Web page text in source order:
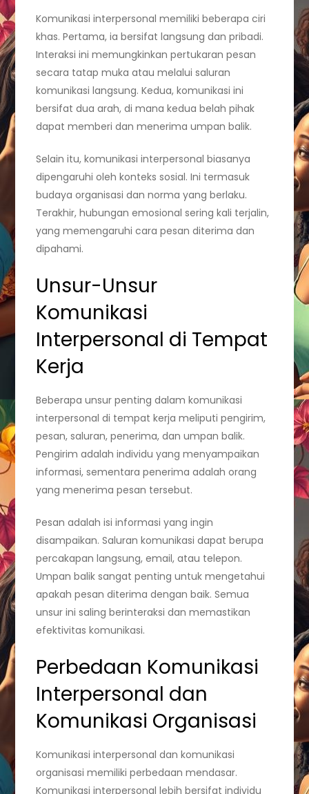
Komunikasi interpersonal memiliki beberapa ciri
khas. Pertama, ia bersifat langsung dan pribadi.
Interaksi ini memungkinkan pertukaran pesan
secara tatap muka atau melalui saluran
komunikasi langsung. Kedua, komunikasi ini
bersifat dua arah, di mana kedua belah pihak
dapat memberi dan menerima umpan balik.
Selain itu, komunikasi interpersonal biasanya
dipengaruhi oleh konteks sosial. Ini termasuk
budaya organisasi dan norma yang berlaku.
Terakhir, hubungan emosional sering kali terjalin,
yang memengaruhi cara pesan diterima dan
dipahami.
Unsur-Unsur
Komunikasi
Interpersonal di Tempat
Kerja
Beberapa unsur penting dalam komunikasi
interpersonal di tempat kerja meliputi pengirim,
pesan, saluran, penerima, dan umpan balik.
Pengirim adalah individu yang menyampaikan
informasi, sementara penerima adalah orang
yang menerima pesan tersebut.
Pesan adalah isi informasi yang ingin
disampaikan. Saluran komunikasi dapat berupa
percakapan langsung, email, atau telepon.
Umpan balik sangat penting untuk mengetahui
apakah pesan diterima dengan baik. Semua
unsur ini saling berinteraksi dan memastikan
efektivitas komunikasi.
Perbedaan Komunikasi
Interpersonal dan
Komunikasi Organisasi
Komunikasi interpersonal dan komunikasi
organisasi memiliki perbedaan mendasar.
Komunikasi interpersonal lebih bersifat individu